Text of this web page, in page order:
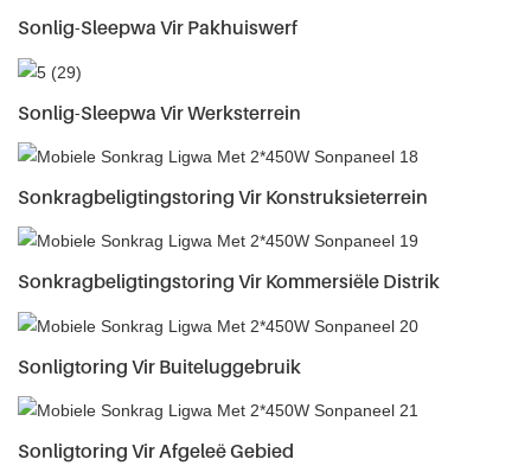
Sonlig-Sleepwa Vir Pakhuiswerf
Sonlig-Sleepwa Vir Werksterrein
Sonkragbeligtingstoring Vir Konstruksieterrein
Sonkragbeligtingstoring Vir Kommersiële Distrik
Sonligtoring Vir Buiteluggebruik
Sonligtoring Vir Afgeleë Gebied